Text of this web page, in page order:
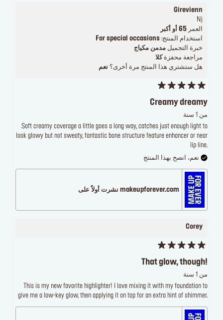
Girevienn
Nj
العمر 65 أو أكبر
استخدام المنتج: For special occasions
خبرة التجميل مدمن مكياج
مراجعة محفزة كلا
هل ستشتري هذا المنتج مرة أخرى؟ نعم
Creamy dreamy
من 1 سنة
Soft creamy coverage a little goes a long way, catches just enough light to
look glowy but not sweaty, fantastic bone structure feature enhancer or near
lip line.
نعم، انصح بهذا المنتج
makeupforever.com نشرت أولاً على
Corey
That glow, though!
من 1 سنة
This is my new favorite highlighter! I love mixing it with my foundation to
give me a low-key glow, then applying it on top for an extra hint of shimmer.